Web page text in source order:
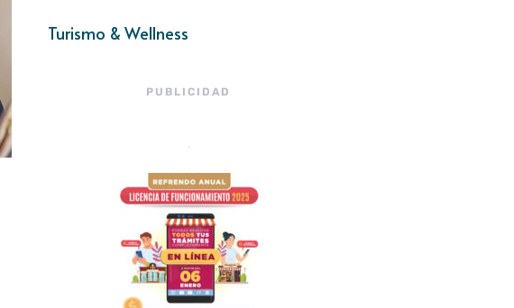
Turismo & Wellness
PUBLICIDAD